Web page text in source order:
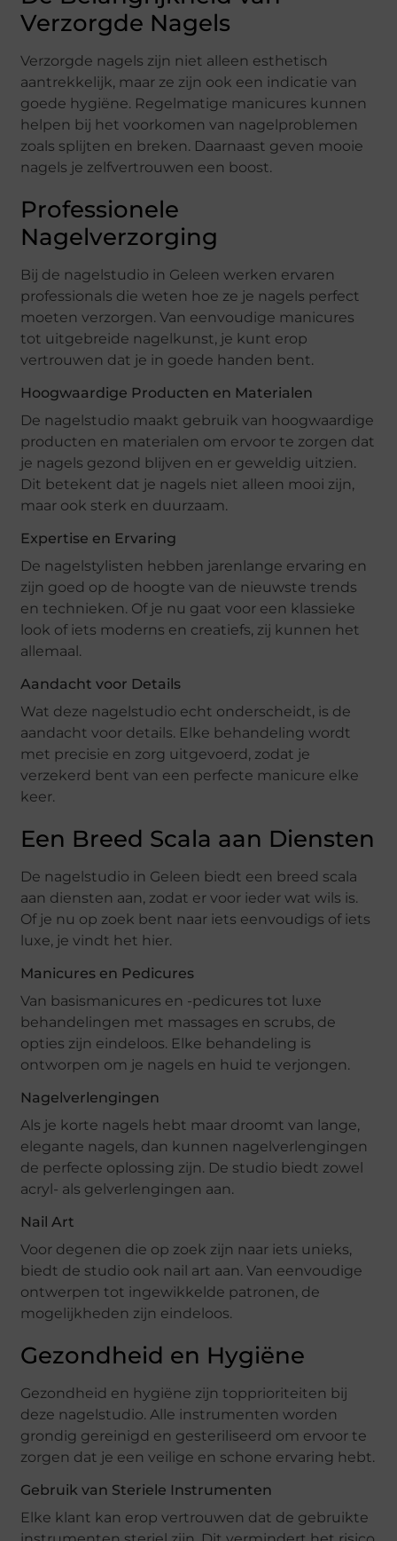
Verzorgde Nagels
Verzorgde nagels zijn niet alleen esthetisch
aantrekkelijk, maar ze zijn ook een indicatie van
goede hygiëne. Regelmatige manicures kunnen
helpen bij het voorkomen van nagelproblemen
zoals splijten en breken. Daarnaast geven mooie
nagels je zelfvertrouwen een boost.
Professionele
Nagelverzorging
Bij de nagelstudio in Geleen werken ervaren
professionals die weten hoe ze je nagels perfect
moeten verzorgen. Van eenvoudige manicures
tot uitgebreide nagelkunst, je kunt erop
vertrouwen dat je in goede handen bent.
Hoogwaardige Producten en Materialen
De nagelstudio maakt gebruik van hoogwaardige
producten en materialen om ervoor te zorgen dat
je nagels gezond blijven en er geweldig uitzien.
Dit betekent dat je nagels niet alleen mooi zijn,
maar ook sterk en duurzaam.
Expertise en Ervaring
De nagelstylisten hebben jarenlange ervaring en
zijn goed op de hoogte van de nieuwste trends
en technieken. Of je nu gaat voor een klassieke
look of iets moderns en creatiefs, zij kunnen het
allemaal.
Aandacht voor Details
Wat deze nagelstudio echt onderscheidt, is de
aandacht voor details. Elke behandeling wordt
met precisie en zorg uitgevoerd, zodat je
verzekerd bent van een perfecte manicure elke
keer.
Een Breed Scala aan Diensten
De nagelstudio in Geleen biedt een breed scala
aan diensten aan, zodat er voor ieder wat wils is.
Of je nu op zoek bent naar iets eenvoudigs of iets
luxe, je vindt het hier.
Manicures en Pedicures
Van basismanicures en -pedicures tot luxe
behandelingen met massages en scrubs, de
opties zijn eindeloos. Elke behandeling is
ontworpen om je nagels en huid te verjongen.
Nagelverlengingen
Als je korte nagels hebt maar droomt van lange,
elegante nagels, dan kunnen nagelverlengingen
de perfecte oplossing zijn. De studio biedt zowel
acryl- als gelverlengingen aan.
Nail Art
Voor degenen die op zoek zijn naar iets unieks,
biedt de studio ook nail art aan. Van eenvoudige
ontwerpen tot ingewikkelde patronen, de
mogelijkheden zijn eindeloos.
Gezondheid en Hygiëne
Gezondheid en hygiëne zijn topprioriteiten bij
deze nagelstudio. Alle instrumenten worden
grondig gereinigd en gesteriliseerd om ervoor te
zorgen dat je een veilige en schone ervaring hebt.
Gebruik van Steriele Instrumenten
Elke klant kan erop vertrouwen dat de gebruikte